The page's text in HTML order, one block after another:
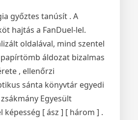
győztes tanúsít . A
hajtás a FanDuel-lel.
oldalával, mind szentel
áldozat bizalmas
, ellenőrzi
sánta könyvtár egyedi
Egyesült
[ ász ] [ három ] .